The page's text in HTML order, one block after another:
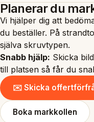
Planerar du
Vi hjälper dig att
du beställer. På
själva skruvtypen.
Snabb hjälp: Skicka
till platsen så får du
✉️ Skicka
Boka markkollen